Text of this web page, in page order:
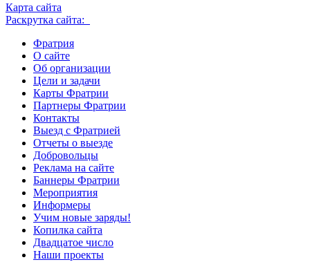
Карта сайта
Раскрутка сайта:
Фратрия
О сайте
Об организации
Цели и задачи
Карты Фратрии
Партнеры Фратрии
Контакты
Выезд с Фратрией
Отчеты о выезде
Добровольцы
Реклама на сайте
Баннеры Фратрии
Мероприятия
Информеры
Учим новые заряды!
Копилка сайта
Двадцатое число
Наши проекты